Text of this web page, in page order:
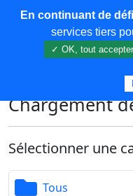
COREMA
Chargement
Sélectionner une
Tous
En continuant de
services tiers
✓ OK, tout accepter